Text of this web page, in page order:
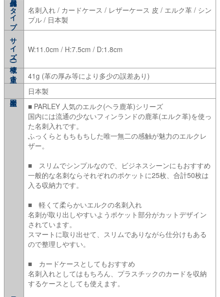
タイプ
名刺入れ / カードケース / レザーケース 皮 / エルク革 / シン
プル / 日本製
サイズ (概寸) W:11.0cm / H:7.5cm / D:1.8cm
重さ
41g (革の厚み等により多少の誤差あり)
日本製
■ PARLEY 人気のエルク(ヘラ鹿革)シリーズ
国内には流通の少ないフィンランドの鹿革(エルク革)を使っ
た名刺入れです。
ふっくらともちもちした唯一無二の感触が魅力のエルクレ
ザー。
■ スリムでシンプルなので、ビジネスシーンにもおすすめ
一般的な名刺ならそれぞれのポケットに25枚、合計50枚は
入る収納力です。
■ 軽くて柔らかいエルクの名刺入れ
名刺が取り出しやすいようポケット部分がカットデザイン
されています。
スマートに取り出せて、スリムでありながら仕分けもある
ので整理しやすい。
■ カードケースとしてもおすすめ
名刺入れとしてはもちろん、プラスチックのカードを収納
するケースとしても使えます。